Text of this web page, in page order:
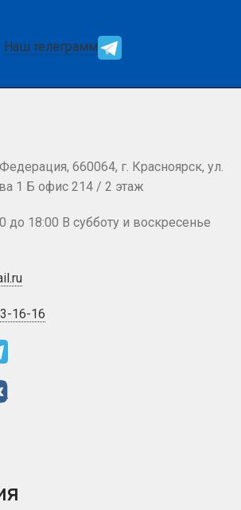
Наш телеграмм
660064, г. Красноярск, ул.
1 Б офис 214 / 2 этаж
18:00 В субботу и воскресенье
16-16